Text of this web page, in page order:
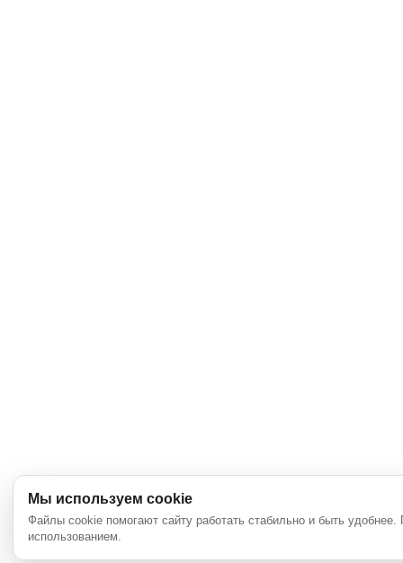
Мы используем cookie
Файлы cookie помогают сайту работать стабильно и быть
использованием.